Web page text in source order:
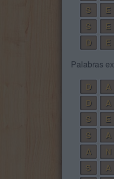
S
E
S
E
D
E
Palabras
D
A
D
A
S
E
S
A
A
N
S
A